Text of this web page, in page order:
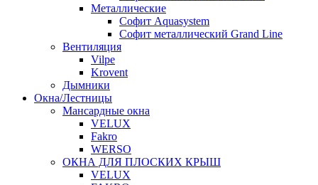
Металлические
Софит Aquasystem
Софит металлический Grand Line
Вентиляция
Vilpe
Krovent
Дымники
Окна/Лестницы
Мансардные окна
VELUX
Fakro
WERSO
ОКНА ДЛЯ ПЛОСКИХ КРЫШ
VELUX